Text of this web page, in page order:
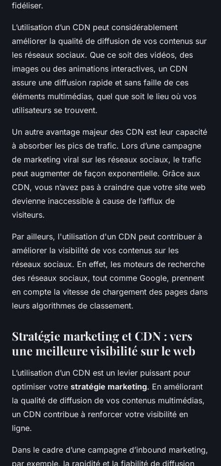
fidéliser.
L’utilisation d’un CDN peut considérablement
améliorer la qualité de diffusion de vos contenus sur
les réseaux sociaux. Que ce soit des vidéos, des
images ou des animations interactives, un CDN
assure une diffusion rapide et sans faille de ces
éléments multimédias, quel que soit le lieu où vos
utilisateurs se trouvent.
Un autre avantage majeur des CDN est leur capacité
à absorber les pics de trafic. Lors d’une campagne
de marketing viral sur les réseaux sociaux, le trafic
peut augmenter de façon exponentielle. Grâce aux
CDN, vous n’avez pas à craindre que votre site web
devienne inaccessible à cause de l’afflux de
visiteurs.
Par ailleurs, l'utilisation d'un CDN peut contribuer à
améliorer la visibilité de vos contenus sur les
réseaux sociaux. En effet, les moteurs de recherche
des réseaux sociaux, tout comme Google, prennent
en compte la vitesse de chargement des pages dans
leurs algorithmes de classement.
Stratégie marketing et CDN : vers
une meilleure visibilité sur le web
L’utilisation d’un CDN est un levier puissant pour
optimiser votre stratégie marketing. En améliorant
la qualité de diffusion de vos contenus multimédias,
un CDN contribue à renforcer votre visibilité en
ligne.
Dans le cadre d’une campagne d’inbound marketing,
par exemple, la rapidité et la fiabilité de diffusion